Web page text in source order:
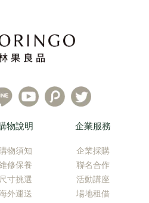
物說明
物須知
修保養
尺寸挑選
外運送
企業服務
企業採購
聯名合作
活動講座
場地租借